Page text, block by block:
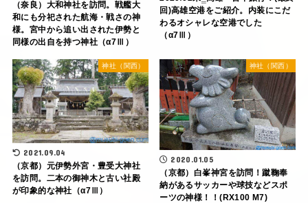
（奈良）大和神社を訪問。戦艦大
和にも分祀された航海・戦さの神
様。宮中から追い出された伊勢と
同様の出自を持つ神社（α7Ⅲ）
回)高雄空港をご紹介。内装にこだ
わるオシャレな空港でした
（α7Ⅲ）
神社（関西）
2021.09.04
（京都）元伊勢外宮・豊受大神社
を訪問。二本の御神木と古い社殿
が印象的な神社（α7Ⅲ）
神社（関西）
2020.01.05
（京都）白峯神宮を訪問！蹴鞠奉
納があるサッカーや球技などスポ
ーツの神様！！(RX100 M7)